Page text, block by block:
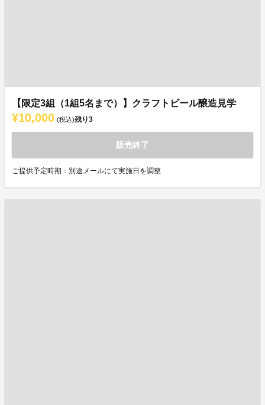
【限定3組（1組5名まで）】クラフトビール醸造見学
¥10,000 (税込)残り3
販売終了
ご提供予定時期：別途メールにて実施日を調整